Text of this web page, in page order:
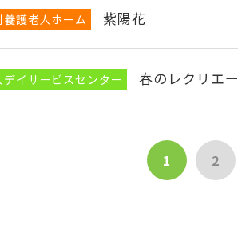
護老人ホーム 紫陽花
イサービスセンター 春のレクリエ
1 2